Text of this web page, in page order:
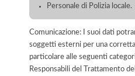
Personale di Polizia locale.
Comunicazione: I suoi dati
soggetti esterni per una
particolare alle seguenti
Responsabili del Trattamento